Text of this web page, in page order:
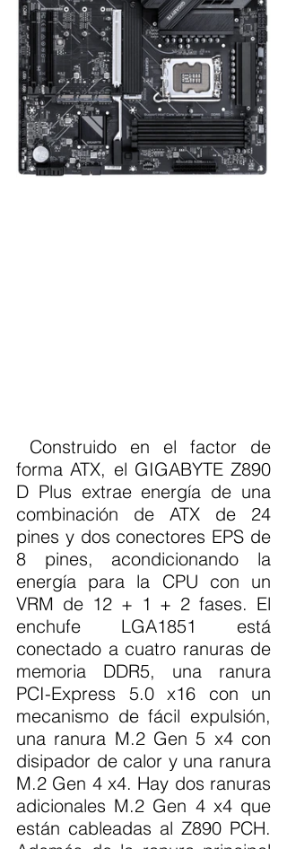
forma ATX, el GIGABYTE Z890
D Plus extrae energía de una
combinación de ATX de 24
pines y dos conectores EPS de
8 pines, acondicionando la
energía para la CPU con un
VRM de 12 + 1 + 2 fases. El
enchufe LGA1851 está
conectado a cuatro ranuras de
memoria DDR5, una ranura
PCI-Express 5.0 x16 con un
mecanismo de fácil expulsión,
una ranura M.2 Gen 5 x4 con
disipador de calor y una ranura
M.2 Gen 4 x4. Hay dos ranuras
adicionales M.2 Gen 4 x4 que
están cableadas al Z890 PCH.